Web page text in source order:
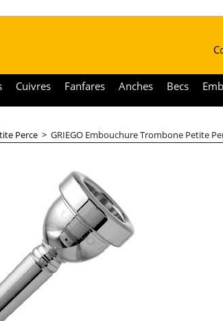
Cuivres Fanfares Anches Becs
Perce > GRIEGO Embouchure Trombone Petite